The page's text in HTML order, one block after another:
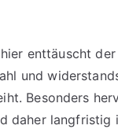
enttäuscht der
und
Besonders
daher langfristig